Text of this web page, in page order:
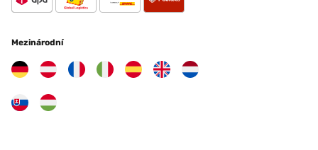
Mezinárodní